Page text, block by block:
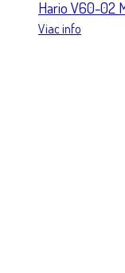
Hario V60-02
Viac info